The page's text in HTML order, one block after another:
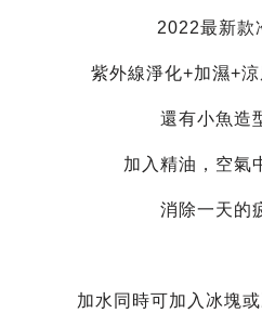
2022最新款
紫外線淨化+加濕+
還有小魚造
加入精油，空氣
消除一天的
加水同時可加入冰塊